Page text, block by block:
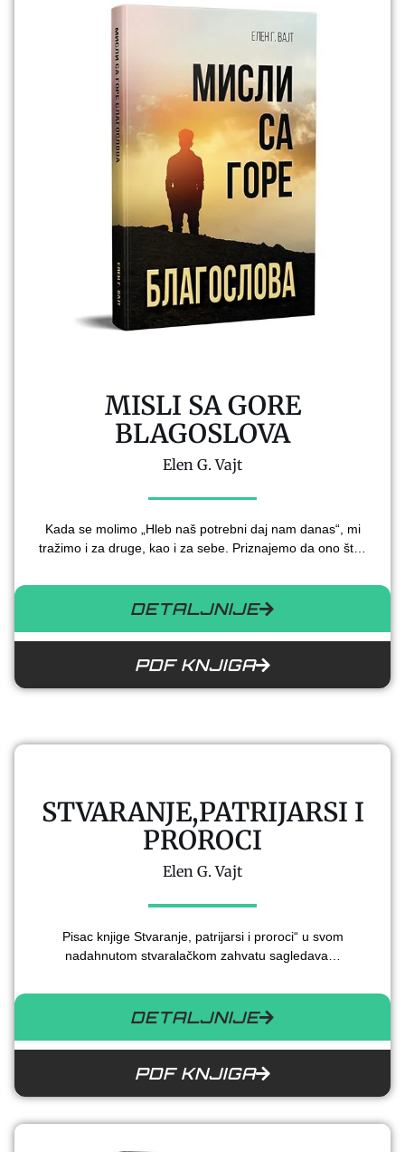
MISLI SA GORE
BLAGOSLOVA
Elen G. Vajt
Kada se molimo „Hleb naš potrebni daj nam danas“, mi
tražimo i za druge, kao i za sebe. Priznajemo da ono št…
DETALJNIJE
PDF KNJIGA
STVARANJE,PATRIJARSI I
PROROCI
Elen G. Vajt
Pisac knjige Stvaranje, patrijarsi i proroci“ u svom
nadahnutom stvaralačkom zahvatu sagledava…
DETALJNIJE
PDF KNJIGA